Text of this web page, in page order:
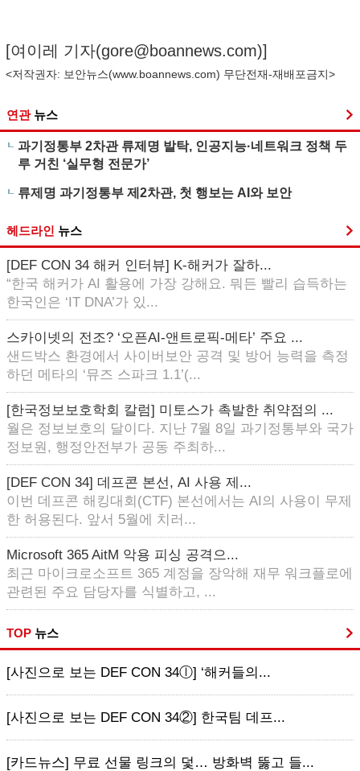
[여이레 기자(gore@boannews.com)]
<저작권자: 보안뉴스(www.boannews.com) 무단전재-재배포금지>
연관 뉴스
과기정통부 2차관 류제명 발탁, 인공지능·네트워크 정책 두
루 거친 ‘실무형 전문가’
류제명 과기정통부 제2차관, 첫 행보는 AI와 보안
헤드라인 뉴스
[DEF CON 34 해커 인터뷰] K-해커가 잘하...
“한국 해커가 AI 활용에 가장 강해요. 뭐든 빨리 습득하는
한국인은 ‘IT DNA’가 있...
스카이넷의 전조? ‘오픈AI-앤트로픽-메타’ 주요 ...
샌드박스 환경에서 사이버보안 공격 및 방어 능력을 측정
하던 메타의 ‘뮤즈 스파크 1.1’(...
[한국정보보호학회 칼럼] 미토스가 촉발한 취약점의 ...
월은 정보보호의 달이다. 지난 7월 8일 과기정통부와 국가
정보원, 행정안전부가 공동 주최하...
[DEF CON 34] 데프콘 본선, AI 사용 제...
이번 데프콘 해킹대회(CTF) 본선에서는 AI의 사용이 무제
한 허용된다. 앞서 5월에 치러...
Microsoft 365 AitM 악용 피싱 공격으...
최근 마이크로소프트 365 계정을 장악해 재무 워크플로에
관련된 주요 담당자를 식별하고, ...
TOP 뉴스
[사진으로 보는 DEF CON 34ⓛ] ‘해커들의...
[사진으로 보는 DEF CON 34②] 한국팀 데프...
[카드뉴스] 무료 선물 링크의 덫… 방화벽 뚫고 들...